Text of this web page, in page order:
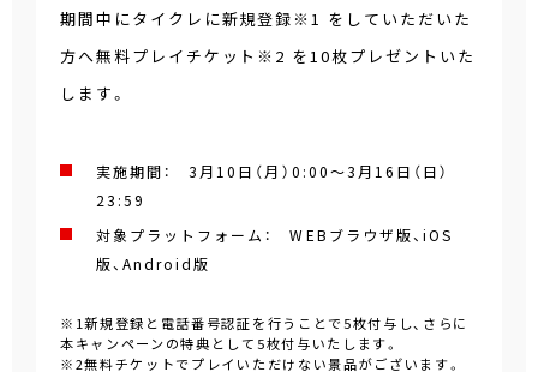
期間中にタイクレに新規登録※1 をしていただいた
方へ無料プレイチケット※2 を10枚プレゼントいた
します。
実施期間： 3月10日（月）0:00～3月16日（日）
23:59
対象プラットフォーム： WEBブラウザ版、iOS
版、Android版
※1新規登録と電話番号認証を行うことで5枚付与し、さらに
本キャンペーンの特典として5枚付与いたします。
※2無料チケットでプレイいただけない景品がございます。